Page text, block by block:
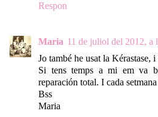
Respon
Maria 11 de juliol del 2012, a
Jo també he usat la Kérastase,
Si tens temps a mi em va
reparación total. I cada
Bss
Maria